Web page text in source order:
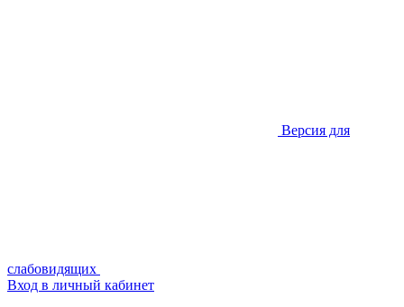
Версия для
слабовидящих
Вход в личный кабинет